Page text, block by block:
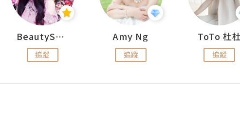
BeautySearch
追蹤
Amy Ng
追蹤
ToTo 杜
追蹤